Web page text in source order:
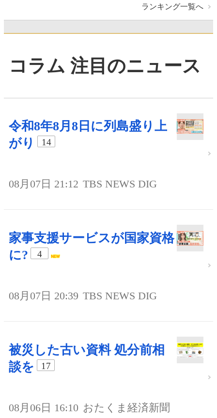
ランキング一覧へ
コラム 注目のニュース
令和8年8月8日に列島盛り上
がり
14
08月07日 21:12 TBS NEWS DIG
家事支援サービスが国家資格
に?
4
08月07日 20:39 TBS NEWS DIG
被災した古い資料 処分前相
談を
17
08月06日 16:10 おたくま経済新聞